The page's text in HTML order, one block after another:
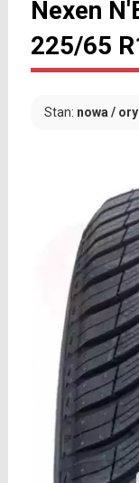
Nexen
225/65
Stan: nowa /